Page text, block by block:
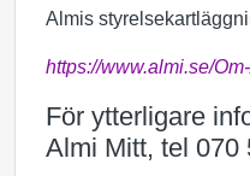
Almis
https://www.almi.se/
För ytterligare
Almi Mitt, tel 070